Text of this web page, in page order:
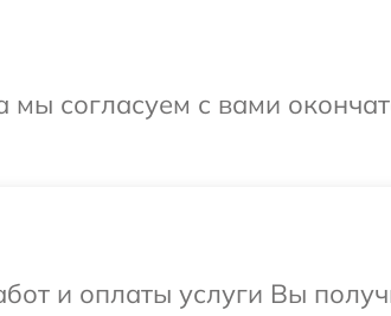
мы согласуем с вами
и оплаты услуги Вы